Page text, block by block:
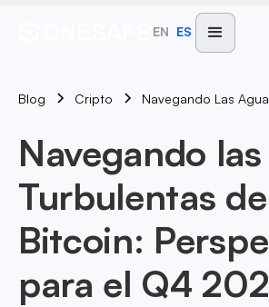
EN ES
Blog Cripto
Navegando
Turbulentas de
Bitcoin:
para el Q4